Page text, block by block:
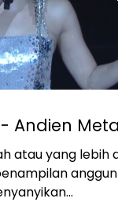
- Andien
atau yang lebih